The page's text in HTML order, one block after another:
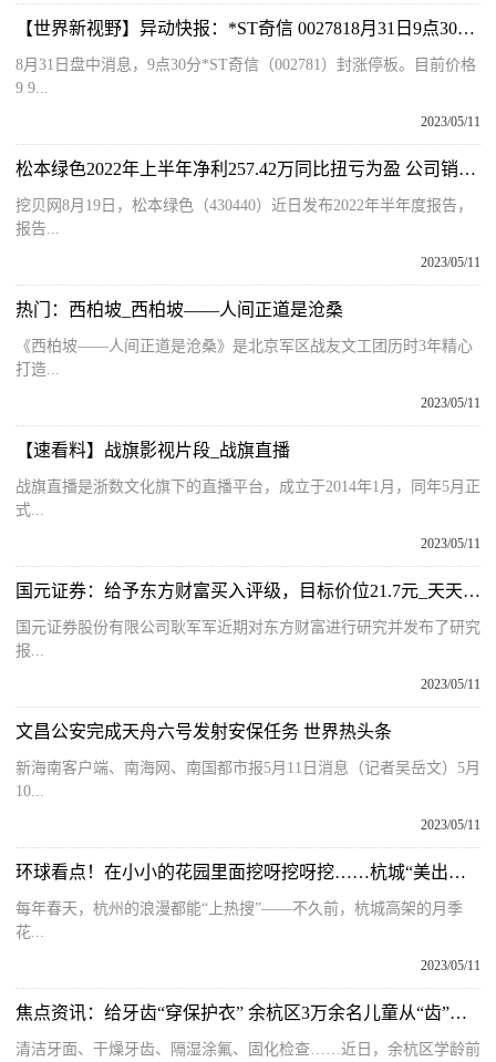
【世界新视野】异动快报：*ST奇信 0027818月31日9点30分封涨停板
8月31日盘中消息，9点30分*ST奇信（002781）封涨停板。目前价格
9 9...
2023/05/11
松本绿色2022年上半年净利257.42万同比扭亏为盈 公司销售业务增长、产量增加
挖贝网8月19日，松本绿色（430440）近日发布2022年半年度报告，
报告...
2023/05/11
热门：西柏坡_西柏坡——人间正道是沧桑
《西柏坡——人间正道是沧桑》是北京军区战友文工团历时3年精心
打造...
2023/05/11
【速看料】战旗影视片段_战旗直播
战旗直播是浙数文化旗下的直播平台，成立于2014年1月，同年5月正
式...
2023/05/11
国元证券：给予东方财富买入评级，目标价位21.7元_天天亮点
国元证券股份有限公司耿军军近期对东方财富进行研究并发布了研究
报...
2023/05/11
文昌公安完成天舟六号发射安保任务 世界热头条
新海南客户端、南海网、南国都市报5月11日消息（记者吴岳文）5月
10...
2023/05/11
环球看点！在小小的花园里面挖呀挖呀挖……杭城“美出圈”的高架月季“穿越”到了老旧小区
每年春天，杭州的浪漫都能“上热搜”——不久前，杭城高架的月季
花...
2023/05/11
焦点资讯：给牙齿“穿保护衣” 余杭区3万余名儿童从“齿”开始守护健康
清洁牙面、干燥牙齿、隔湿涂氟、固化检查……近日，余杭区学龄前